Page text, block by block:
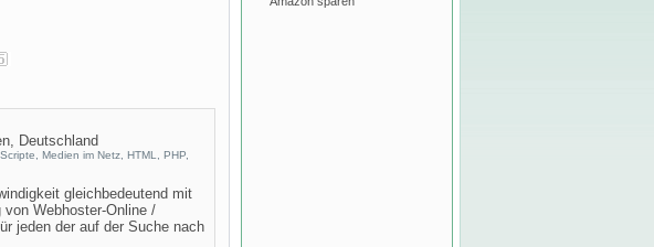
Deutschland
Medien im Netz, HTML, PHP,
gleichbedeutend mit
Webhoster-Online /
jeden der auf der Suche nach